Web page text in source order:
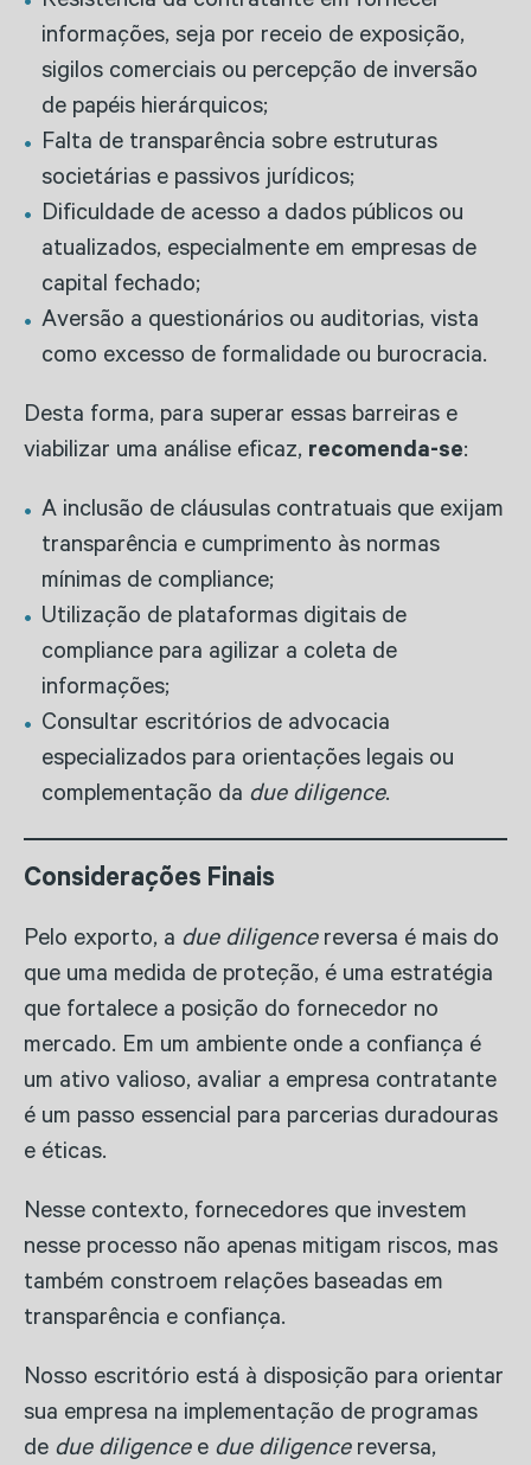
informações, seja por receio de exposição,
sigilos comerciais ou percepção de inversão
de papéis hierárquicos;
Falta de transparência sobre estruturas
societárias e passivos jurídicos;
Dificuldade de acesso a dados públicos ou
atualizados, especialmente em empresas de
capital fechado;
Aversão a questionários ou auditorias, vista
como excesso de formalidade ou burocracia.
Desta forma, para superar essas barreiras e
viabilizar uma análise eficaz, recomenda-se:
A inclusão de cláusulas contratuais que exijam
transparência e cumprimento às normas
mínimas de compliance;
Utilização de plataformas digitais de
compliance para agilizar a coleta de
informações;
Consultar escritórios de advocacia
especializados para orientações legais ou
complementação da due diligence.
Considerações Finais
Pelo exporto, a due diligencereversa é mais do
que uma medida de proteção, é uma estratégia
que fortalece a posição do fornecedor no
mercado. Em um ambiente onde a confiança é
um ativo valioso, avaliar a empresa contratante
é um passo essencial para parcerias duradouras
e éticas.
Nesse contexto, fornecedores que investem
nesse processo não apenas mitigam riscos, mas
também constroem relações baseadas em
transparência e confiança.
Nosso escritório está à disposição para orientar
sua empresa na implementação de programas
de due diligencee due diligencereversa,